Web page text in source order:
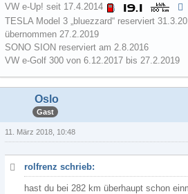
VW e-Up! seit 17.4.2014
TESLA Model 3 „bluezzard“ reserviert
übernommen 27.2.2019
SONO SION reserviert am 2.8.2016
VW e-Golf 300 von 6.12.2017 bis 27.2.2019
Oslo
Gast
11. März 2018, 10:48
rolfrenz schrieb:
hast du bei 282 km überhaupt schon